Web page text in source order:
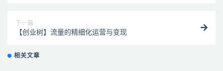
下一篇
【创业树】流量的精细化运营与变现
相关文章